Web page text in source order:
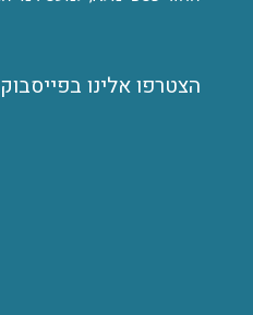
הצטרפו אלינו בפייסבוק